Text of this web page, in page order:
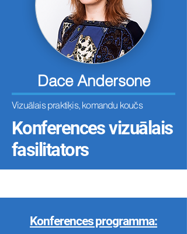
Dace Andersone
Vizuālais praktiķis, komandu koučs
Konferences vizuālais
fasilitators
Konferences programma: